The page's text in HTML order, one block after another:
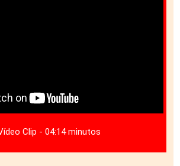
Clip - 04:14 minutos